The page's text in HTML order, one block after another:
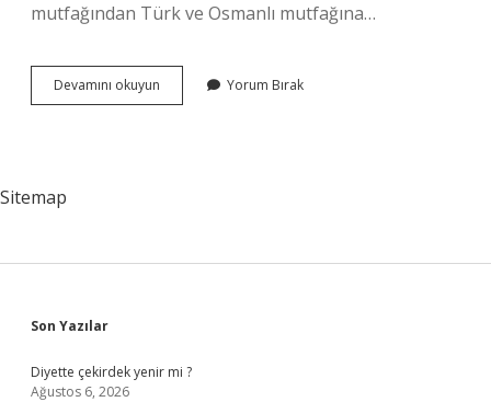
mutfağından Türk ve Osmanlı mutfağına…
Devamını okuyun
Aslen
Yorum Bırak
Sitemap
Sidebar
Son Yazılar
Diyette çekirdek yenir mi ?
Ağustos 6, 2026